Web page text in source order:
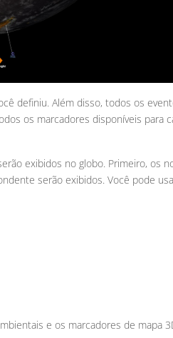
definiu. Além disso, todos os
os marcadores disponíveis para
exibidos no globo. Primeiro, os
serão exibidos. Você pode
e os marcadores de mapa